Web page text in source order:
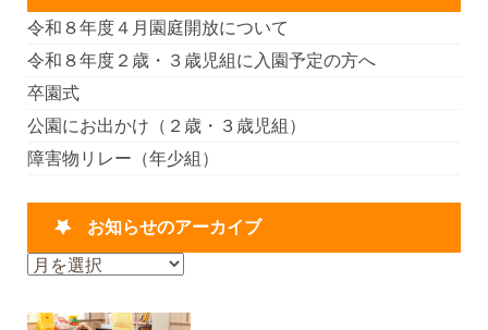
令和８年度４月園庭開放について
令和８年度２歳・３歳児組に入園予定の方へ
卒園式
公園にお出かけ（２歳・３歳児組）
障害物リレー（年少組）
お知らせのアーカイブ
お
ら